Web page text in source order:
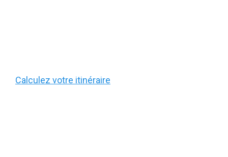
Calculez votre itinéraire